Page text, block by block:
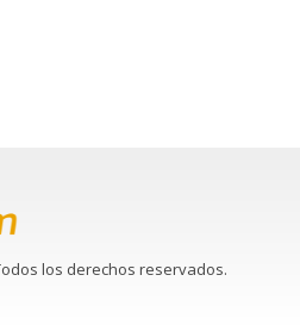
los derechos reservados.